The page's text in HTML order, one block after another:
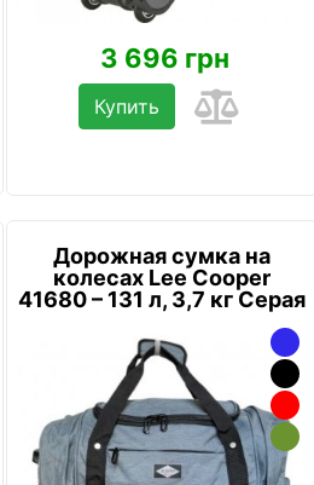
3 696 грн
Купить
Дорожная сумка на
колесах Lee Cooper
41680 – 131 л, 3,7 кг Серая